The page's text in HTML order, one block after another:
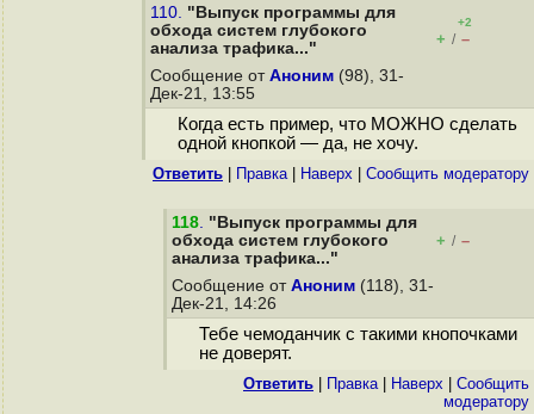
110. "Выпуск программы для
обхода систем глубокого
анализа трафика..."
+2
+ / –
Сообщение от Аноним (98), 31-
Дек-21, 13:55
Когда есть пример, что МОЖНО сделать
одной кнопкой — да, не хочу.
Ответить Правка| Наверх Cообщить модератору
118. "Выпуск программы для
обхода систем глубокого
анализа трафика..."
+ / –
Сообщение от Аноним (118), 31-
Дек-21, 14:26
Тебе чемоданчик с такими кнопочками
не доверят.
Ответить Правка| Наверх
Cообщить
модератору